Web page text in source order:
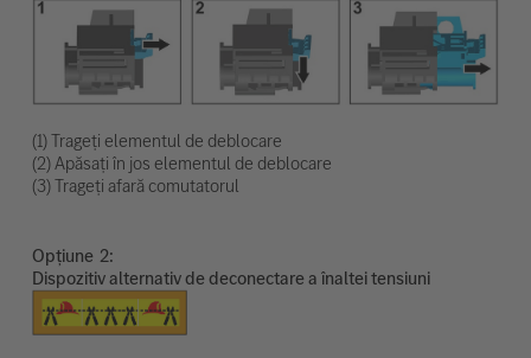
(1) Trageți elementul de deblocare
(2) Apăsați în jos elementul de deblocare
(3) Trageți afară comutatorul
Opțiune
Dispozitiv alternativ de deconectare a înaltei tensiuni